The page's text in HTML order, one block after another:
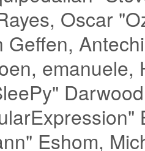
Oscar
Geffen,
emanuele,
Eshom,